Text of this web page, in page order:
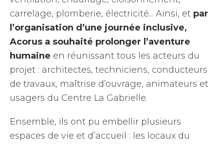
carrelage, plomberie, électricité... Ainsi, et par
l’organisation d’une journée inclusive,
Acorus a souhaité prolonger l’aventure
humaine en réunissant tous les acteurs du
projet : architectes, techniciens, conducteurs
de travaux, maîtrise d’ouvrage, animateurs et
usagers du Centre La Gabrielle.
Ensemble, ils ont pu embellir plusieurs
espaces de vie et d’accueil : les locaux du